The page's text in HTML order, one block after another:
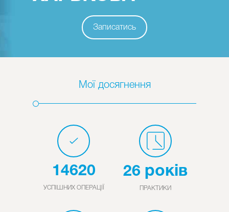
Записатись
Мої досягнення
14620
УСПІШНИХ ОПЕРАЦІЇ
26 років
ПРАКТИКИ